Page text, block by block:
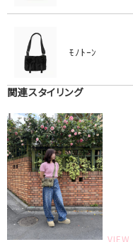
ﾓﾉﾄｰﾝ
関連スタイリング
VIEW